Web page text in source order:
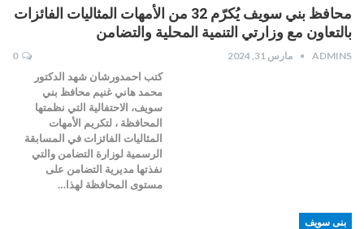
محافظ بني سويف يُكرّم 32 من الأمهات المثاليات الفائزات
بالتعاون مع وزارتي التنمية المحلية والتضامن
ADMINS مارس 31, 2024 0
كتب احمدورشان شهد الدكتور
محمد هاني غنيم محافظ بني
سويف، الاحتفالية التي نظمتها
المحافظة ، لتكريم الأمهات
المثاليات الفائزات في المسابقة
الرسمية لوزارة التضامن والتي
نفذتها مديرية التضامن على
مستوى المحافظة لهذا…
بنى سويف